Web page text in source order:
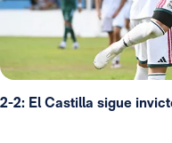
2-2: El Castilla sigue